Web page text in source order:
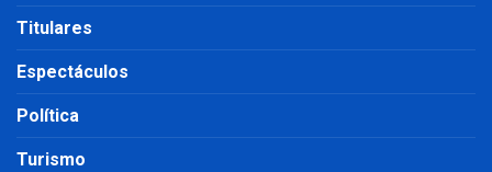
Titulares
Espectáculos
Política
Turismo